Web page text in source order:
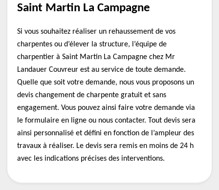
Saint Martin La Campagne
Si vous souhaitez réaliser un rehaussement de vos
charpentes ou d’élever la structure, l’équipe de
charpentier à Saint Martin La Campagne chez Mr
Landauer Couvreur est au service de toute demande.
Quelle que soit votre demande, nous vous proposons un
devis changement de charpente gratuit et sans
engagement. Vous pouvez ainsi faire votre demande via
le formulaire en ligne ou nous contacter. Tout devis sera
ainsi personnalisé et défini en fonction de l’ampleur des
travaux à réaliser. Le devis sera remis en moins de 24 h
avec les indications précises des interventions.